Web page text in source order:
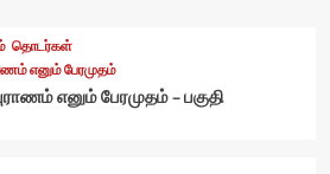
தொடர்கள்
எனும் பேரமுதம்
எனும் பேரமுதம் – பகுதி